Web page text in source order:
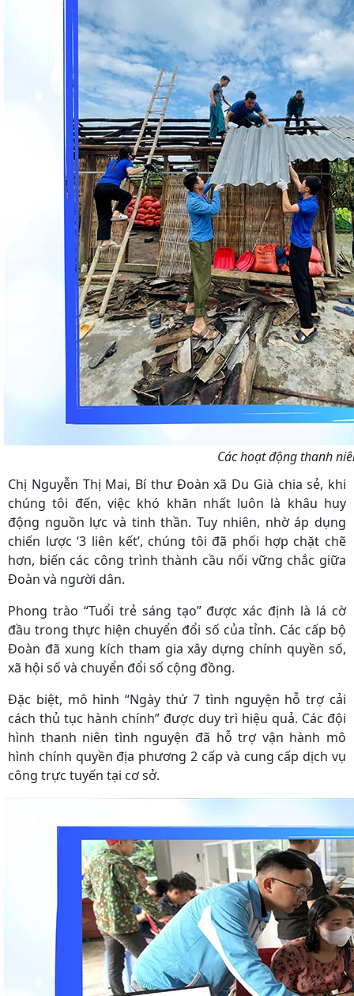
Các hoạt động thanh
Chị Nguyễn Thị Mai, Bí thư Đoàn xã Du Già chia sẻ, khi
chúng tôi đến, việc khó khăn nhất luôn là khâu huy
động nguồn lực và tinh thần. Tuy nhiên, nhờ áp dụng
chiến lược ‘3 liên kết’, chúng tôi đã phối hợp chặt chẽ
hơn, biến các công trình thành cầu nối vững chắc giữa
Đoàn và người dân.
Phong trào “Tuổi trẻ sáng tạo” được xác định là lá cờ
đầu trong thực hiện chuyển đổi số của tỉnh. Các cấp bộ
Đoàn đã xung kích tham gia xây dựng chính quyền số,
xã hội số và chuyển đổi số cộng đồng.
Đặc biệt, mô hình “Ngày thứ 7 tình nguyện hỗ trợ cải
cách thủ tục hành chính” được duy trì hiệu quả. Các đội
hình thanh niên tình nguyện đã hỗ trợ vận hành mô
hình chính quyền địa phương 2 cấp và cung cấp dịch vụ
công trực tuyến tại cơ sở.